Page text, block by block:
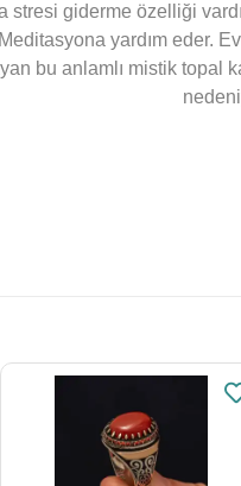
stresi giderme özelliği
yardım eder.
bu anlamlı mistik